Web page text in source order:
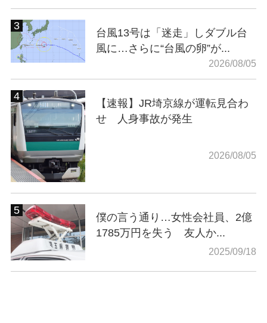
台風13号は「迷走」しダブル台
風に…さらに“台風の卵”が...
2026/08/05
【速報】JR埼京線が運転見合わ
せ 人身事故が発生
2026/08/05
僕の言う通り…女性会社員、2億
1785万円を失う 友人か...
2025/09/18